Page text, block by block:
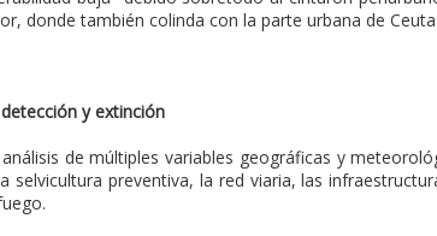
donde también colinda con la parte urbana de
y extinción
de múltiples variables geográficas y
selvicultura preventiva, la red viaria, las